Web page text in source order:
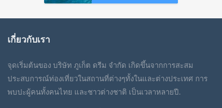
เกี่ยวกับเรา
จุดเริ่มต้นของ บริษัท ภูเก็ต ดรีม จำกัด เกิดขึ้นจากการสะสม
ประสบการณ์ท่องเที่ยวในสถานที่ต่างๆทั้งในและต่างประเทศ การ
พบปะผู้คนทั้งคนไทย และชาวต่างชาติ เป็นเวลาหลายปี.